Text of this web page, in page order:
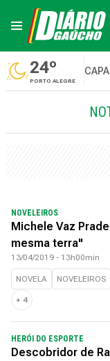
24º
PORTO ALEGRE
CAPA
NOVELEIROS
Michele Vaz
mesma terra"
13/04/2019 - 13h00min
NOVELA NOVELEIROS
+ 4
HERÓI DO ESPORTE
Descobridor de